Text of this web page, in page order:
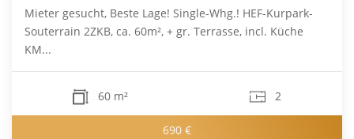
Mieter gesucht, Beste Lage! Single-Whg.! HEF-Kurpark-
Souterrain 2ZKB, ca. 60m², + gr. Terrasse, incl. Küche
KM...
60 m² 2
690 €